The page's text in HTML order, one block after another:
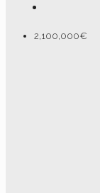
2,100,000€